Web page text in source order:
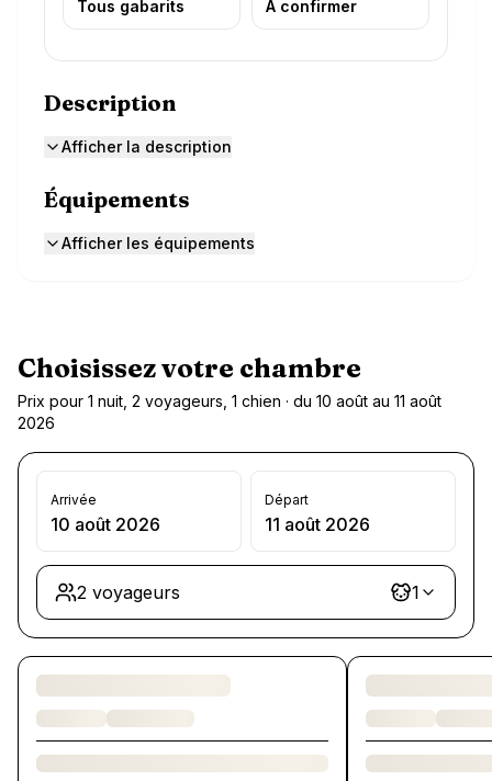
Tous gabarits À confirmer
Description
Afficher la description
Équipements
Afficher les équipements
Choisissez votre chambre
Prix pour 1 nuit, 2 voyageurs, 1 chien · du 10 août au 11 août
2026
Arrivée
10 août 2026
Départ
11 août 2026
2 voyageurs 1
Chargement des chambres et des formules…